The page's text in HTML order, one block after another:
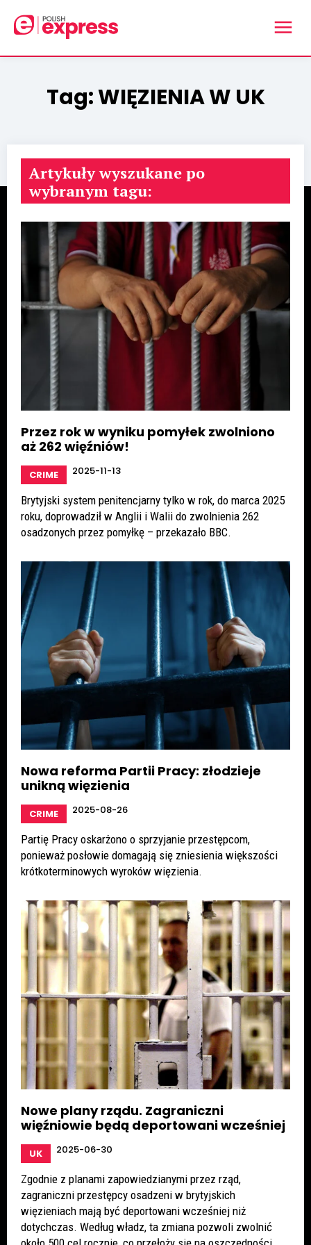
Tag:WIĘZIENIA W UK
Artykuły wyszukane po
wybranym tagu:
Przez rok w wyniku pomyłek zwolniono
aż 262 więźniów!
CRIME 2025-11-13
Brytyjski system penitencjarny tylko w rok, do marca 2025
roku, doprowadził w Anglii i Walii do zwolnienia 262
osadzonych przez pomyłkę – przekazało BBC.
Nowa reforma Partii Pracy: złodzieje
unikną więzienia
CRIME 2025-08-26
Partię Pracy oskarżono o sprzyjanie przestępcom,
ponieważ posłowie domagają się zniesienia większości
krótkoterminowych wyroków więzienia.
Nowe plany rządu. Zagraniczni
więźniowie będą deportowani wcześniej
UK 2025-06-30
Zgodnie z planami zapowiedzianymi przez rząd,
zagraniczni przestępcy osadzeni w brytyjskich
więzieniach mają być deportowani wcześniej niż
dotychczas. Według władz, ta zmiana pozwoli zwolnić